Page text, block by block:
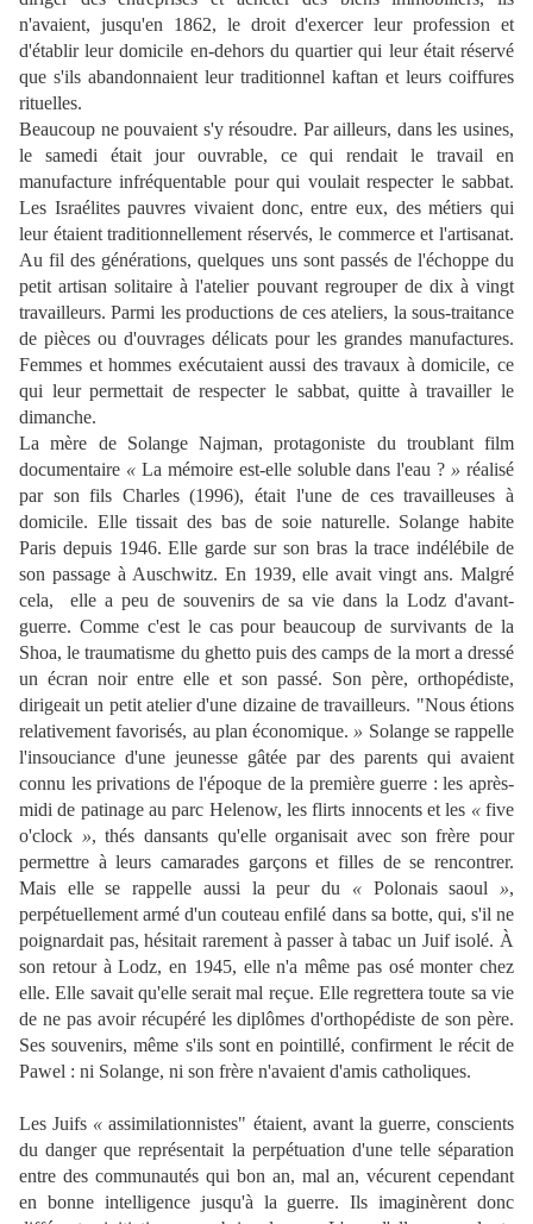
n'avaient, jusqu'en 1862, le droit d'exercer leur profession et
d'établir leur domicile en-dehors du quartier qui leur était réservé
que s'ils abandonnaient leur traditionnel kaftan et leurs coiffures
rituelles.
Beaucoup ne pouvaient s'y résoudre. Par ailleurs, dans les usines,
le samedi était jour ouvrable, ce qui rendait le travail en
manufacture infréquentable pour qui voulait respecter le sabbat.
Les Israélites pauvres vivaient donc, entre eux, des métiers qui
leur étaient traditionnellement réservés, le commerce et l'artisanat.
Au fil des générations, quelques uns sont passés de l'échoppe du
petit artisan solitaire à l'atelier pouvant regrouper de dix à vingt
travailleurs. Parmi les productions de ces ateliers, la sous-traitance
de pièces ou d'ouvrages délicats pour les grandes manufactures.
Femmes et hommes exécutaient aussi des travaux à domicile, ce
qui leur permettait de respecter le sabbat, quitte à travailler le
dimanche.
La mère de Solange Najman, protagoniste du troublant film
documentaire « La mémoire est-elle soluble dans l'eau ? » réalisé
par son fils Charles (1996), était l'une de ces travailleuses à
domicile. Elle tissait des bas de soie naturelle. Solange habite
Paris depuis 1946. Elle garde sur son bras la trace indélébile de
son passage à Auschwitz. En 1939, elle avait vingt ans. Malgré
cela, elle a peu de souvenirs de sa vie dans la Lodz d'avant-
guerre. Comme c'est le cas pour beaucoup de survivants de la
Shoa, le traumatisme du ghetto puis des camps de la mort a dressé
un écran noir entre elle et son passé. Son père, orthopédiste,
dirigeait un petit atelier d'une dizaine de travailleurs. "Nous étions
relativement favorisés, au plan économique. » Solange se rappelle
l'insouciance d'une jeunesse gâtée par des parents qui avaient
connu les privations de l'époque de la première guerre : les après-
midi de patinage au parc Helenow, les flirts innocents et les «five
o'clock », thés dansants qu'elle organisait avec son frère pour
permettre à leurs camarades garçons et filles de se rencontrer.
Mais elle se rappelle aussi la peur du « Polonais saoul »,
perpétuellement armé d'un couteau enfilé dans sa botte, qui, s'il ne
poignardait pas, hésitait rarement à passer à tabac un Juif isolé. À
son retour à Lodz, en 1945, elle n'a même pas osé monter chez
elle. Elle savait qu'elle serait mal reçue. Elle regrettera toute sa vie
de ne pas avoir récupéré les diplômes d'orthopédiste de son père.
Ses souvenirs, même s'ils sont en pointillé, confirment le récit de
Pawel : ni Solange, ni son frère n'avaient d'amis catholiques.
Les Juifs «assimilationnistes" étaient, avant la guerre, conscients
du danger que représentait la perpétuation d'une telle séparation
entre des communautés qui bon an, mal an, vécurent cependant
en bonne intelligence jusqu'à la guerre. Ils imaginèrent donc